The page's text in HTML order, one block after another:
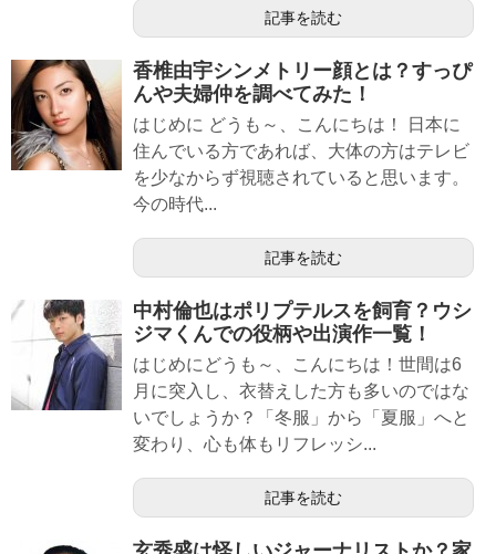
記事を読む
香椎由宇シンメトリー顔とは？すっぴ
んや夫婦仲を調べてみた！
はじめに どうも～、こんにちは！ 日本に
住んでいる方であれば、大体の方はテレビ
を少なからず視聴されていると思います。
今の時代...
記事を読む
中村倫也はポリプテルスを飼育？ウシ
ジマくんでの役柄や出演作一覧！
はじめにどうも～、こんにちは！世間は6
月に突入し、衣替えした方も多いのではな
いでしょうか？「冬服」から「夏服」へと
変わり、心も体もリフレッシ...
記事を読む